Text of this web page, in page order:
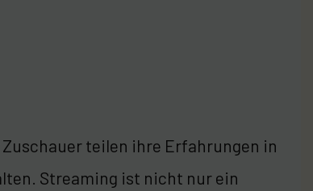
teilen ihre Erfahrungen in
Streaming ist nicht nur ein